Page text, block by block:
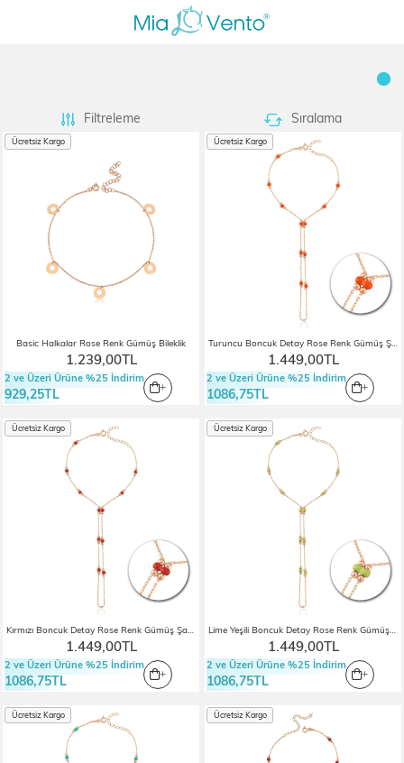
Filtreleme Sıralama
Basic Halkalar Rose Renk Gümüş Bileklik
1.239,00TL
Ücretsiz Kargo
2 ve Üzeri Ürüne %25 İndirim
929,25TL
Turuncu Boncuk Detay Rose Renk Gümüş Şahmeran
1.449,00TL
Ücretsiz Kargo
2 ve Üzeri Ürüne %25 İndirim
1086,75TL
Kırmızı Boncuk Detay Rose Renk Gümüş Şahmeran
1.449,00TL
Ücretsiz Kargo
2 ve Üzeri Ürüne %25 İndirim
1086,75TL
Lime Yeşili Boncuk Detay Rose Renk Gümüş Şahmeran
1.449,00TL
Ücretsiz Kargo
2 ve Üzeri Ürüne %25 İndirim
1086,75TL
Ücretsiz Kargo Ücretsiz Kargo